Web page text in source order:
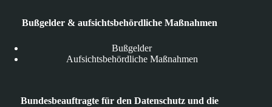
Bußgelder & aufsichtsbehördliche Maßnahmen
Bußgelder
Aufsichtsbehördliche Maßnahmen
Bundesbeauftragte für den Datenschutz und die